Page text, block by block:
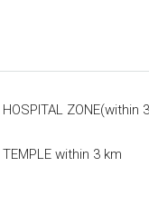
HOSPITAL ZONE(within
TEMPLE within 3 km